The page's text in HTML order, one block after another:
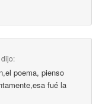
dijo:
poema, pienso
fué la